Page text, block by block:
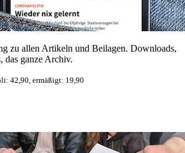
zu allen Artikeln und Beilagen. Downloads,
das ganze Archiv.
42,90, ermäßigt: 19,90